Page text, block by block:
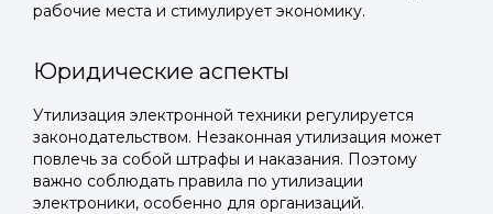
рабочие места и стимулирует экономику.
Юридические аспекты
Утилизация электронной техники регулируется
законодательством. Незаконная утилизация может
повлечь за собой штрафы и наказания. Поэтому
важно соблюдать правила по утилизации
электроники, особенно для организаций.